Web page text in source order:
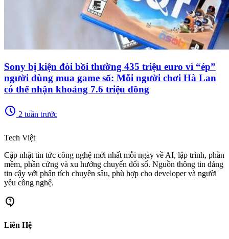
Sony bị kiện đòi bồi thường 435 triệu euro vì “ép”
người dùng mua game số: Mỗi người chơi Hà Lan
có thể nhận khoảng 7.6 triệu đồng
schedule 2 tuần trước
Tech Việt
Cập nhật tin tức công nghệ mới nhất mỗi ngày về AI, lập trình, phần
mềm, phần cứng và xu hướng chuyển đổi số. Nguồn thông tin đáng
tin cậy với phân tích chuyên sâu, phù hợp cho developer và người
yêu công nghệ.
contact_support
Liên Hệ